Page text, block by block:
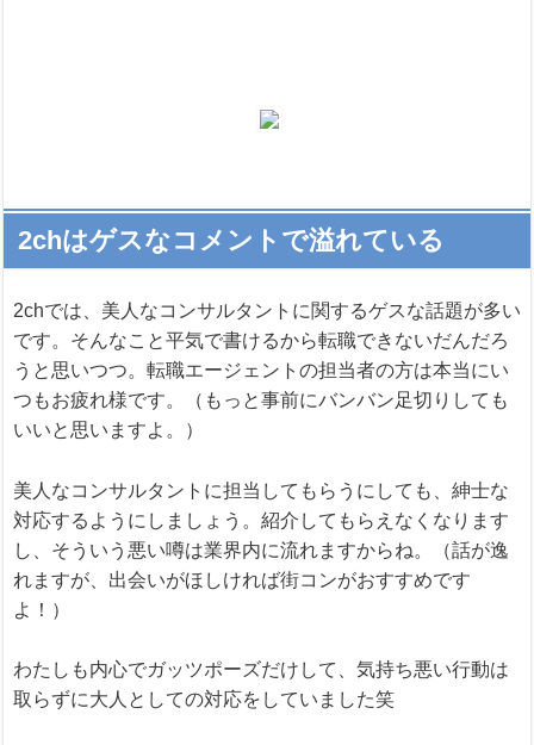
2chはゲスなコメントで溢れている
2chでは、美人なコンサルタントに関するゲスな話題が多い
です。そんなこと平気で書けるから転職できないだんだろ
うと思いつつ。転職エージェントの担当者の方は本当にい
つもお疲れ様です。（もっと事前にバンバン足切りしても
いいと思いますよ。）
美人なコンサルタントに担当してもらうにしても、紳士な
対応するようにしましょう。紹介してもらえなくなります
し、そういう悪い噂は業界内に流れますからね。（話が逸
れますが、出会いがほしければ街コンがおすすめです
よ！）
わたしも内心でガッツポーズだけして、気持ち悪い行動は
取らずに大人としての対応をしていました笑